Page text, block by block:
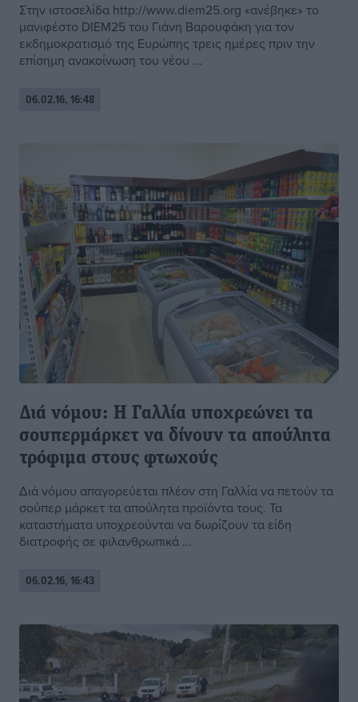
Στην ιστοσελίδα http://www.diem25.org «ανέβηκε» το
μανιφέστο DIEM25 του Γιάνη Βαρουφάκη για τον
εκδημοκρατισμό της Ευρώπης τρεις ημέρες πριν την
επίσημη ανακοίνωση του νέου ...
06.02.16, 16:48
Διά νόμου: Η Γαλλία υποχρεώνει τα
σουπερμάρκετ να δίνουν τα απούλητα
τρόφιμα στους φτωχούς
Διά νόμου απαγορεύεται πλέον στη Γαλλία να πετούν τα
σούπερ μάρκετ τα απούλητα προϊόντα τους. Τα
καταστήματα υποχρεούνται να δωρίζουν τα είδη
διατροφής σε φιλανθρωπικά ...
06.02.16, 16:43